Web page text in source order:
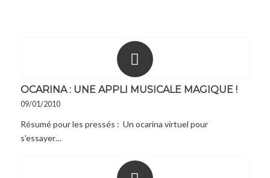
OCARINA : UNE APPLI MUSICALE MAGIQUE !
09/01/2010
Résumé pour les pressés : Un ocarina virtuel pour
s'essayer…